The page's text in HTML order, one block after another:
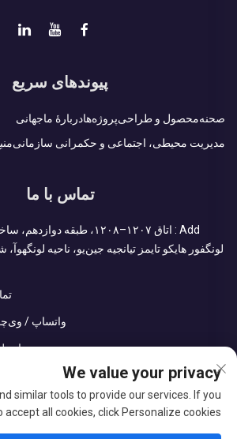
پیوندهای سریع
صحنهمحصول و طراحیپروژه‌هادربارهٔ ماجهانی
مدیریت محیطی، اجتماعی و حکمرانی سازمانی
تماس با ما
لونگفور هایکو تایمز تیانجیه جین‌یو، ناحیه لونگهوآ،
واتساپ /
We value your privacy
similar tools to provide our services. If you
all cookies, click Personalize cookies.